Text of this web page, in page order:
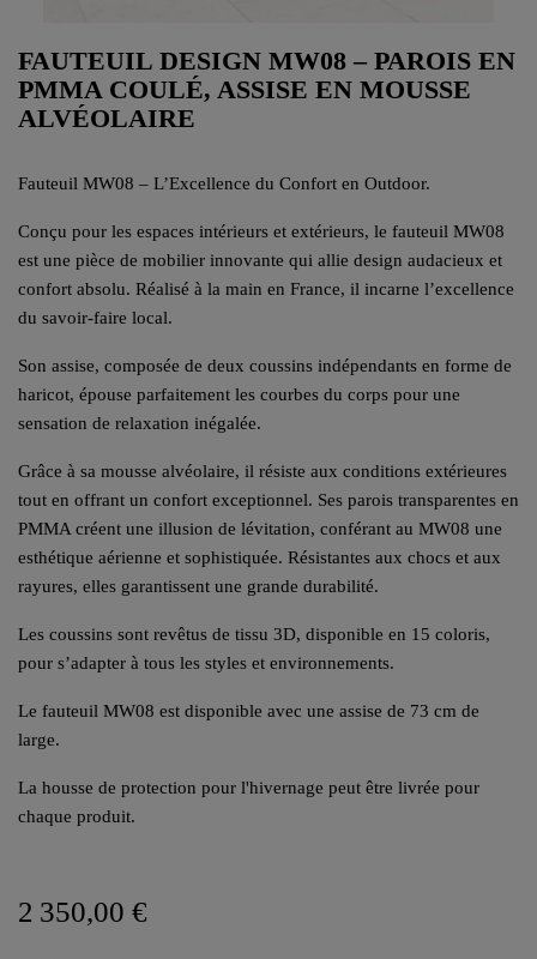
FAUTEUIL DESIGN MW08 – PAROIS EN
PMMA COULÉ, ASSISE EN MOUSSE
ALVÉOLAIRE
Fauteuil MW08 – L’Excellence du Confort en Outdoor.
Conçu pour les espaces intérieurs et extérieurs, le fauteuil MW08
est une pièce de mobilier innovante qui allie design audacieux et
confort absolu. Réalisé à la main en France, il incarne l’excellence
du savoir-faire local.
Son assise, composée de deux coussins indépendants en forme de
haricot, épouse parfaitement les courbes du corps pour une
sensation de relaxation inégalée.
Grâce à sa mousse alvéolaire, il résiste aux conditions extérieures
tout en offrant un confort exceptionnel. Ses parois transparentes en
PMMA créent une illusion de lévitation, conférant au MW08 une
esthétique aérienne et sophistiquée. Résistantes aux chocs et aux
rayures, elles garantissent une grande durabilité.
Les coussins sont revêtus de tissu 3D, disponible en 15 coloris,
pour s’adapter à tous les styles et environnements.
Le fauteuil MW08 est disponible avec une assise de 73 cm de
large.
La housse de protection pour l'hivernage peut être livrée pour
chaque produit.
2 350,00 €